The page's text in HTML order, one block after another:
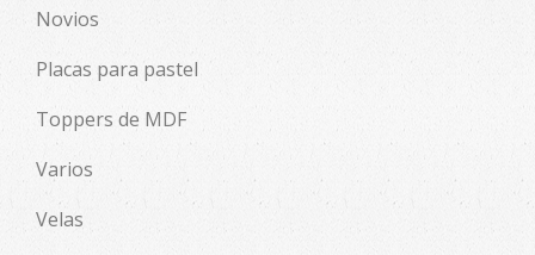
Novios
Placas para pastel
Toppers de MDF
Varios
Velas